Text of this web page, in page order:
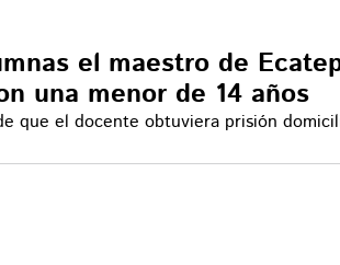
el maestro de
una menor de 14 años
que el docente obtuviera prisión